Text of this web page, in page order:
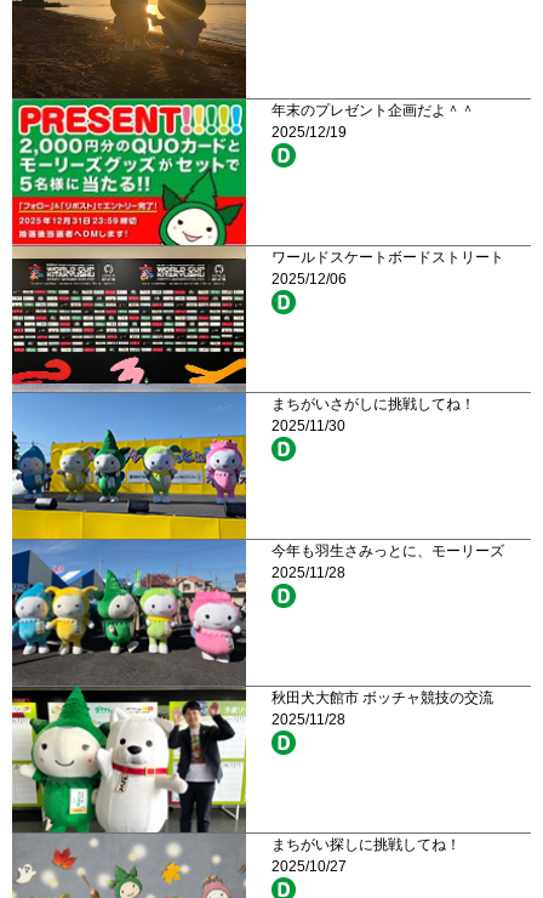
年末のプレゼント企画だよ＾＾
2025/12/19
ワールドスケートボードストリート
2025/12/06
まちがいさがしに挑戦してね！
2025/11/30
今年も羽生さみっとに、モーリーズ
2025/11/28
秋田犬大館市 ボッチャ競技の交流
2025/11/28
まちがい探しに挑戦してね！
2025/10/27